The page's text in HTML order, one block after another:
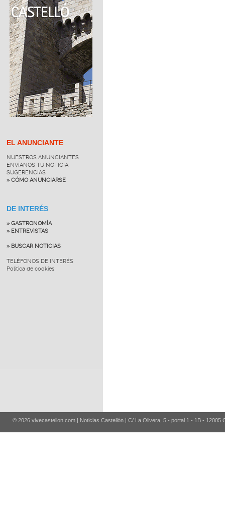
EL ANUNCIANTE
NUESTROS ANUNCIANTES
ENVÍANOS TU NOTICIA
SUGERENCIAS
» CÓMO ANUNCIARSE
DE INTERÉS
» GASTRONOMÍA
» ENTREVISTAS
» BUSCAR NOTICIAS
TELÉFONOS DE INTERÉS
Política de cookies
© 2026 vivecastellon.com | Noticias Castellón | C/ La Olivera, 5 - portal 1 - 1B - 12005